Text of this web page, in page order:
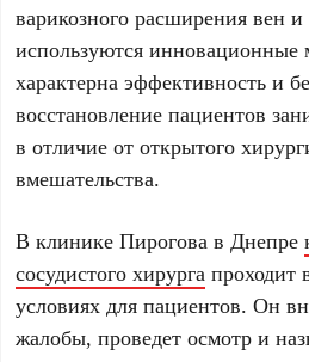
варикозного расширения вен
используются
характерна эффективность и
восстановление пациентов
в отличие от открытого
вмешательства.
В клинике Пирогова в Днепре
сосудистого хирурга проходит
условиях для пациентов. Он
жалобы, проведет осмотр и